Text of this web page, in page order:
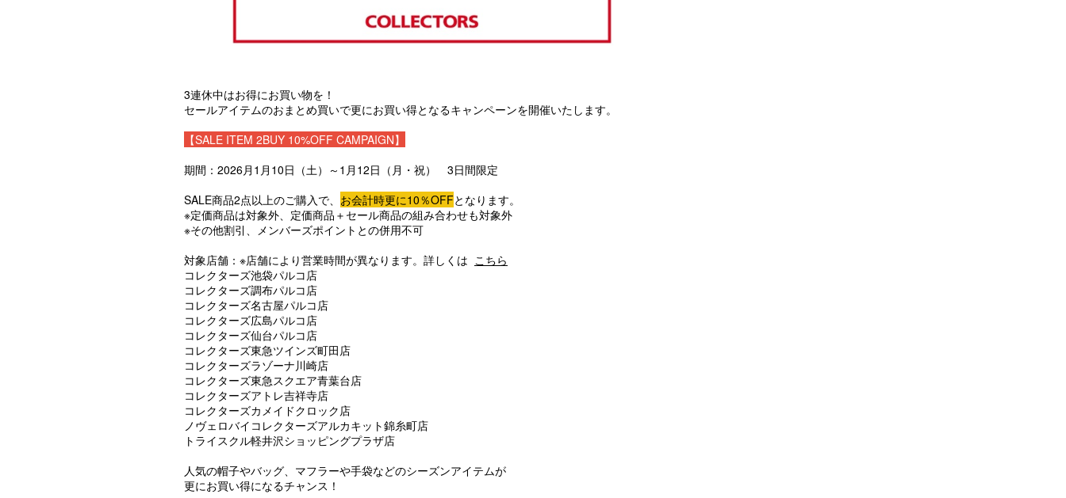
3連休中はお得にお買い物を！
セールアイテムのおまとめ買いで更にお買い得となるキャンペーンを開催いたします。
【SALE ITEM 2BUY 10%OFF CAMPAIGN】
期間：2026月1月10日（土）～1月12日（月・祝） 3日間限定
SALE商品2点以上のご購入で、 お会計時更に10％OFFとなります。
※定価商品は対象外、定価商品＋セール商品の組み合わせも対象外
※その他割引、メンバーズポイントとの併用不可
対象店舗：※店舗により営業時間が異なります。詳しくは こちら
コレクターズ池袋パルコ店
コレクターズ調布パルコ店
コレクターズ名古屋パルコ店
コレクターズ広島パルコ店
コレクターズ仙台パルコ店
コレクターズ東急ツインズ町田店
コレクターズラゾーナ川崎店
コレクターズ東急スクエア青葉台店
コレクターズアトレ吉祥寺店
コレクターズカメイドクロック店
ノヴェロバイコレクターズアルカキット錦糸町店
トライスクル軽井沢ショッピングプラザ店
人気の帽子やバッグ、マフラーや手袋などのシーズンアイテムが
更にお買い得になるチャンス！